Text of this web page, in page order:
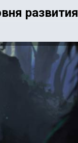
развития